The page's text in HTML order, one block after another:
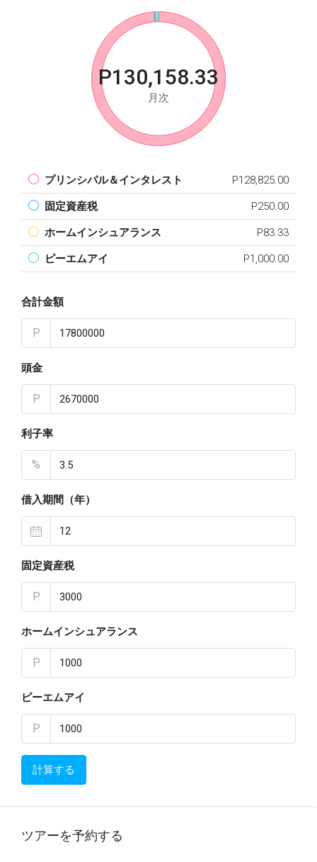
P130,158.33
月次
プリンシパル＆インタレスト P128,825.00
固定資産税 P250.00
ホームインシュアランス P83.33
ピーエムアイ P1,000.00
合計金額
P
頭金
P
利子率
%
借入期間（年）
固定資産税
P
ホームインシュアランス
P
ピーエムアイ
P
計算する
ツアーを予約する